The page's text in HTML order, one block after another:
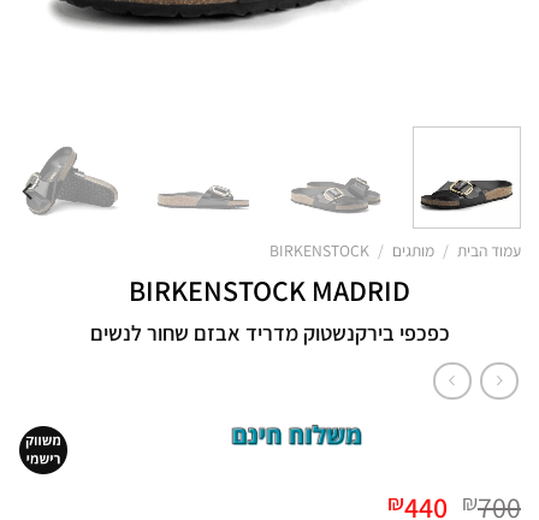
עמוד הבית / מותגים /
BIRKENSTOCK
BIRKENSTOCK MADRID
כפכפי בירקנשטוק מדריד אבזם שחור לנשים
₪700 המחיר
₪440